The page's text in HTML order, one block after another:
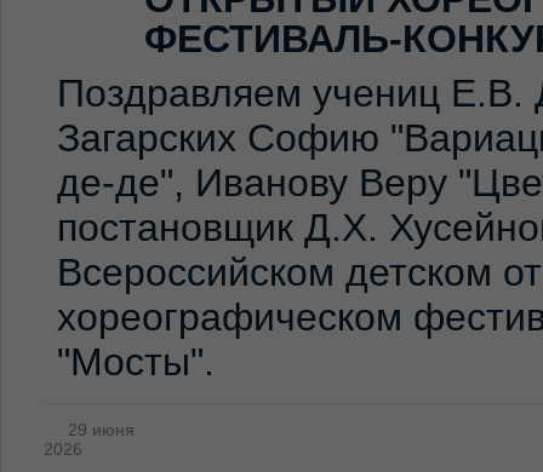
ФЕСТИВАЛЬ-
Поздравляем учениц Е.В.
Загарских Софию
де-де", Иванову Веру
постановщик Д.Х.
Всероссийском детском
хореографическом
"Мосты".
29 июня
2026